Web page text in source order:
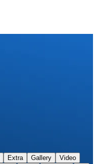
Extra Gallery
Video